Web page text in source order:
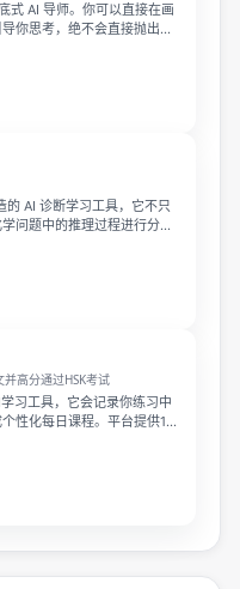
式 AI 导师。你可以直接在画
你思考，绝不会直接抛出答
AI 诊断学习工具，它不只
问题中的推理过程进行分级
的知识准备。
高分通过HSK考试
习工具，它会记录你练习中
性化每日课程。平台提供15